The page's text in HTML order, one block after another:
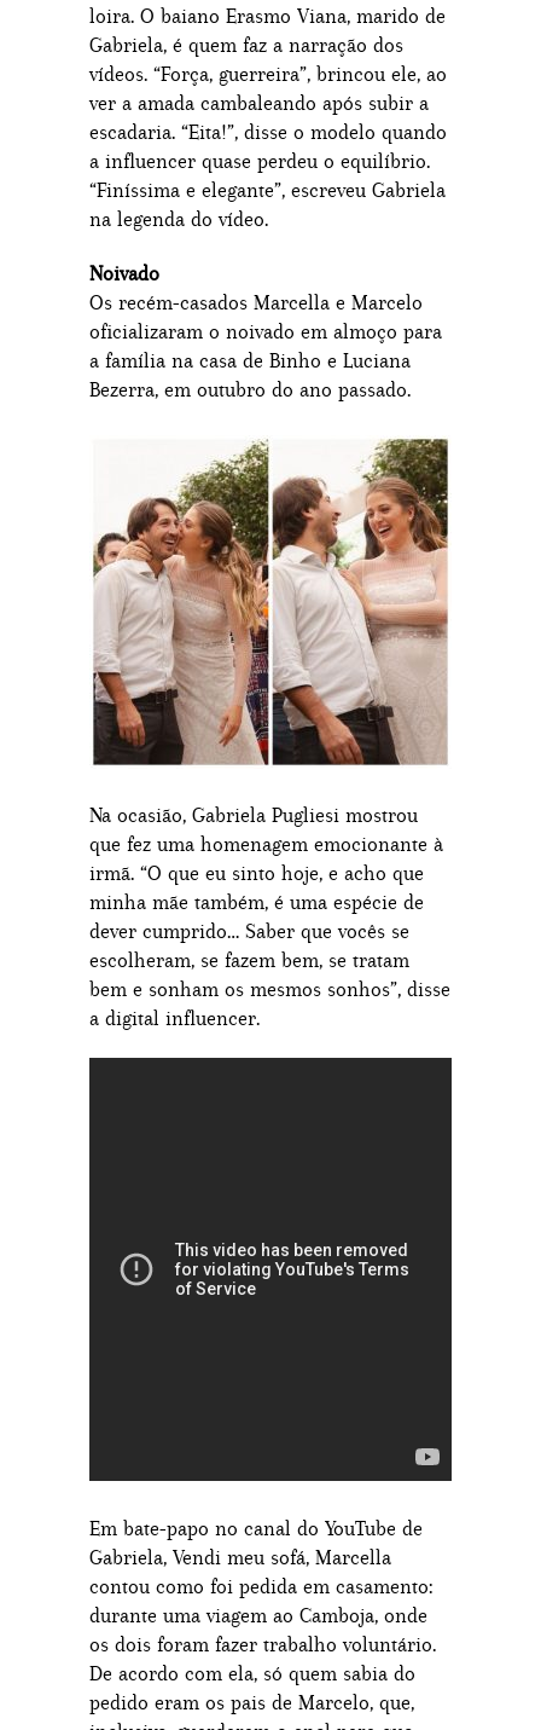
loira. O baiano Erasmo Viana, marido de
Gabriela, é quem faz a narração dos
vídeos. “Força, guerreira”, brincou ele, ao
ver a amada cambaleando após subir a
escadaria. “Eita!”, disse o modelo quando
a influencer quase perdeu o equilíbrio.
“Finíssima e elegante”, escreveu Gabriela
na legenda do vídeo.
Noivado
Os recém-casados Marcella e Marcelo
oficializaram o noivado em almoço para
a família na casa de Binho e Luciana
Bezerra, em outubro do ano passado.
Na ocasião, Gabriela Pugliesi mostrou
que fez uma homenagem emocionante à
irmã. “O que eu sinto hoje, e acho que
minha mãe também, é uma espécie de
dever cumprido… Saber que vocês se
escolheram, se fazem bem, se tratam
bem e sonham os mesmos sonhos”, disse
a digital influencer.
Em bate-papo no canal do YouTube de
Gabriela, Vendi meu sofá, Marcella
contou como foi pedida em casamento:
durante uma viagem ao Camboja, onde
os dois foram fazer trabalho voluntário.
De acordo com ela, só quem sabia do
pedido eram os pais de Marcelo, que,